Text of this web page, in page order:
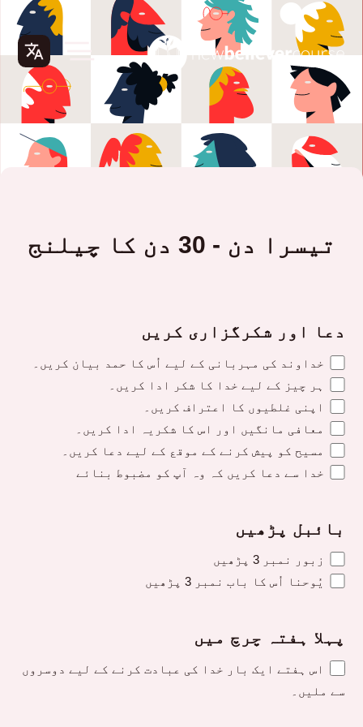
تیسرا دن - 30 دن کا چیلنج
دعا اور شکرگزاری کریں
خداوند کی مہربانی کے لیے اُس کا حمد بیان کریں۔
ہر چیز کے لیے خدا کا شکر ادا کریں۔
اپنی غلطیوں کا اعتراف کریں۔
معافی مانگیں اور اس کا شکریہ ادا کریں۔
مسیح کو پیش کرنے کے موقع کے لیے دعا کریں۔
خدا سے دعا کریں کہ وہ آپ کو مضبوط بنائے
بائبل پڑھیں
زبور نمبر 3 پڑھیں
یُوحنا اُس کا باب نمبر 3 پڑھیں
پہلا ہفتہ چرچ میں
اس ہفتے ایک بار خدا کی عبادت کرنے کے لیے دوسروں
سے ملیں۔